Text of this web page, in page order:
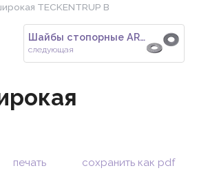
TECKENTRUP B
Шайбы стопорные ART 88124 с на
следующая
печать сохранить как pdf